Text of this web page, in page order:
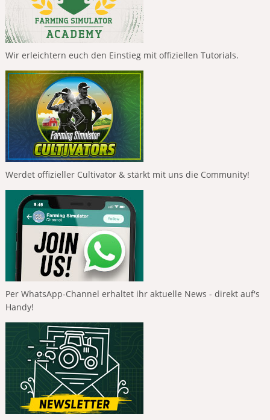
Wir erleichtern euch den Einstieg mit offiziellen Tutorials.
Werdet offizieller Cultivator & stärkt mit uns die Community!
Per WhatsApp-Channel erhaltet ihr aktuelle News - direkt auf's
Handy!